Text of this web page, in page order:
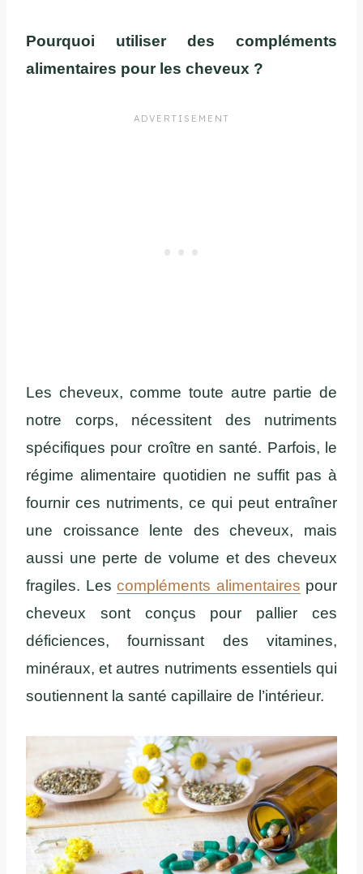
Pourquoi utiliser des compléments
alimentaires pour les cheveux ?
Les cheveux, comme toute autre partie de
notre corps, nécessitent des nutriments
spécifiques pour croître en santé. Parfois, le
régime alimentaire quotidien ne suffit pas à
fournir ces nutriments, ce qui peut entraîner
une croissance lente des cheveux, mais
aussi une perte de volume et des cheveux
fragiles. Les compléments alimentaires pour
cheveux sont conçus pour pallier ces
déficiences, fournissant des vitamines,
minéraux, et autres nutriments essentiels qui
soutiennent la santé capillaire de l’intérieur.